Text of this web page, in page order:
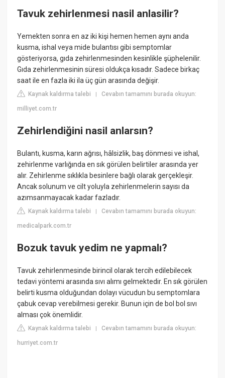
Tavuk zehirlenmesi nasil anlasilir?
Yemekten sonra en az iki kişi hemen hemen aynı anda
kusma, ishal veya mide bulantısı gibi semptomlar
gösteriyorsa, gıda zehirlenmesinden kesinlikle şüphelenilir.
Gıda zehirlenmesinin süresi oldukça kısadır. Sadece birkaç
saat ile en fazla iki ila üç gün arasında değişir.
Kaynak kaldırma talebi |Cevabın tamamını burada okuyun:
milliyet.com.tr
Zehirlendiğini nasil anlarsın?
Bulantı, kusma, karın ağrısı, hâlsizlik, baş dönmesi ve ishal,
zehirlenme varlığında en sık görülen belirtiler arasında yer
alır. Zehirlenme sıklıkla besinlere bağlı olarak gerçekleşir.
Ancak solunum ve cilt yoluyla zehirlenmelerin sayısı da
azımsanmayacak kadar fazladır.
Kaynak kaldırma talebi |Cevabın tamamını burada okuyun:
medicalpark.com.tr
Bozuk tavuk yedim ne yapmalı?
Tavuk zehirlenmesinde birincil olarak tercih edilebilecek
tedavi yöntemi arasında sıvı alımı gelmektedir. En sık görülen
belirti kusma olduğundan dolayı vücudun bu semptomlara
çabuk cevap verebilmesi gerekir. Bunun için de bol bol sıvı
alması çok önemlidir.
Kaynak kaldırma talebi |Cevabın tamamını burada okuyun:
hurriyet.com.tr